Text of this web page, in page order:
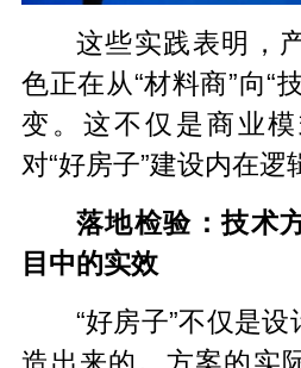
这些实践表明，
色正在从“材料商”向“
变。这不仅是商业
对“好房子”建设内在逻
落地检验：技术
目中的实效
“好房子”不仅是
造出来的。方案的实